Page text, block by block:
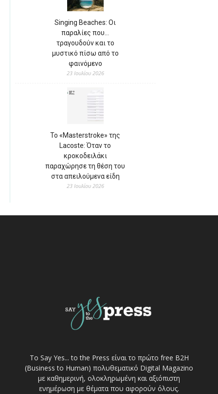
Singing Beaches: Οι
παραλίες που…
τραγουδούν και το
μυστικό πίσω από το
φαινόμενο
23 Ιουλίου 2026
Το «Masterstroke» της
Lacoste: Όταν το
κροκοδειλάκι
παραχώρησε τη θέση του
στα απειλούμενα είδη
23 Ιουλίου 2026
Το Say Yes... to the Press είναι το πρώτο free Β2Η
(Business to Human) πολυθεματικό Digital Magazino
με καθημερινή, ολοκληρωμένη και αξιόπιστη
ενημέρωση με θέματα που αφορούν όλους.